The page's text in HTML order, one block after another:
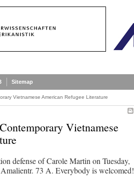
Sitemap
Vietnamese American Refugee Literature
Vietnamese
defense of Carole Martin on Tuesday,
73 A. Everybody is welcomed!